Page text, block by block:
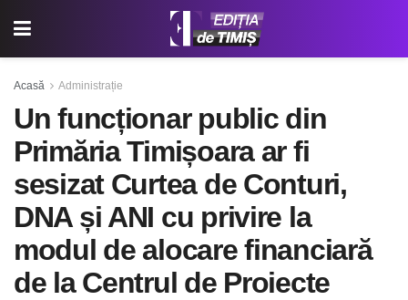
Acasă Administrație
Un funcționar public din
Primăria Timișoara ar fi
sesizat Curtea de Conturi,
DNA și ANI cu privire la
modul de alocare financiară
de la Centrul de Proiecte